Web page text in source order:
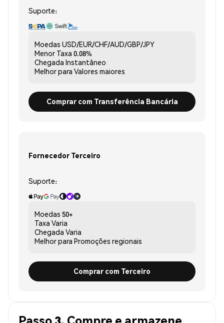
Suporte:
Moedas USD/EUR/CHF/AUD/GBP/JPY
Menor Taxa 0.08%
Chegada Instantâneo
Melhor para Valores maiores
Comprar com Transferência Bancária
Fornecedor Terceiro
Suporte:
Moedas 50+
Taxa Varia
Chegada Varia
Melhor para Promoções regionais
Comprar com Terceiro